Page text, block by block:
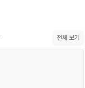
전체 보기